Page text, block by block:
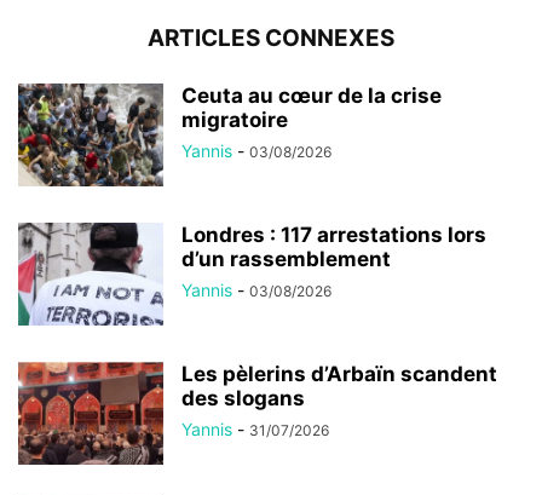
ARTICLES CONNEXES
Ceuta au cœur de la crise
migratoire
Yannis - 03/08/2026
Londres : 117 arrestations lors
d’un rassemblement
Yannis - 03/08/2026
Les pèlerins d’Arbaïn scandent
des slogans
Yannis - 31/07/2026